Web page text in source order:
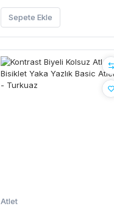
Sepete Ekle
Atlet